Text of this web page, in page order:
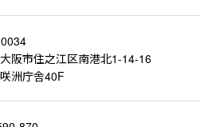
阪市住之江区南港北1-14-16
洲庁舎40F